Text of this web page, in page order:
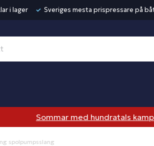
i lager Sveriges mesta prispressare på
Sommar med hundratals
spolpumpsslang